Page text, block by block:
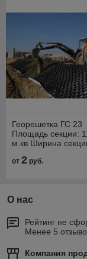
Георешетка ГС 23
Площадь секции:
м.кв Ширина
м Длина секции:
h: 50, 75, 100, 15
от 2 руб.
О нас
Рейтинг не
Менее 5
Компания